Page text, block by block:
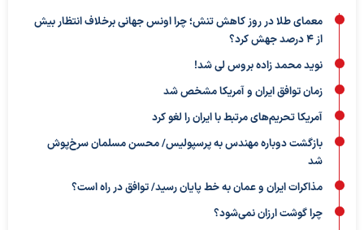
معمای طلا در روز کاهش تنش؛ چرا اونس جهانی برخلاف انتظار بیش
از ۴ درصد جهش کرد؟
نوید محمد زاده بروس لی شد!
زمان توافق ایران و آمریکا مشخص شد
آمریکا تحریم‌های مرتبط با ایران را لغو کرد
بازگشت دوباره مهندس به پرسپولیس/ محسن مسلمان سرخ‌پوش
شد
مذاکرات ایران و عمان به خط پایان رسید/ توافق در راه است؟
چرا گوشت ارزان نمی‌شود؟